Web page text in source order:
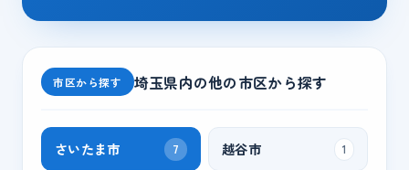
市区から探す 埼玉県内の他の市区から探す
さいたま市 7 越谷市 1